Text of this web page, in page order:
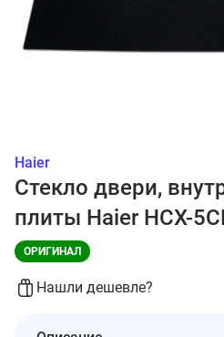
Haier
Стекло двери,
плиты Haier HCX-
ОРИГИНАЛ
Нашли дешевле?